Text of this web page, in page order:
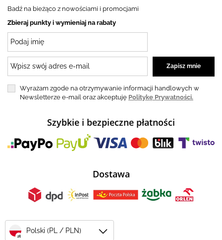
Badź na bieżąco z nowościami i promocjami
Zbieraj punkty i wymieniaj na rabaty
Wyrażam zgode na otrzymywanie informacji handlowych w
Newsletterze e-mail oraz akceptuję Politykę Prywatności.
Szybkie i bezpieczne płatności
Dostawa
zł
Polski (PL / PLN)